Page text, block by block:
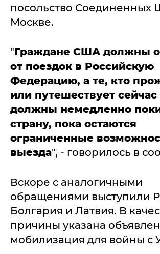
посольство Соединенных
Москве.
"Граждане США должны
от поездок в Российскую
Федерацию, а те, кто
или путешествует
должны немедленно
страну, пока остаются
ограниченные
выезда", - говорилось в
Вскоре с аналогичными
обращениями выступили
Болгария и Латвия. В
причины указана
мобилизация для войны с